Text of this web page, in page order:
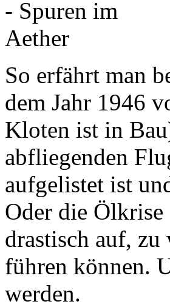
So erfährt man
dem Jahr 1946
Kloten ist in
abfliegenden
aufgelistet ist
Oder die Ölkrise
drastisch auf, zu
führen können.
werden.